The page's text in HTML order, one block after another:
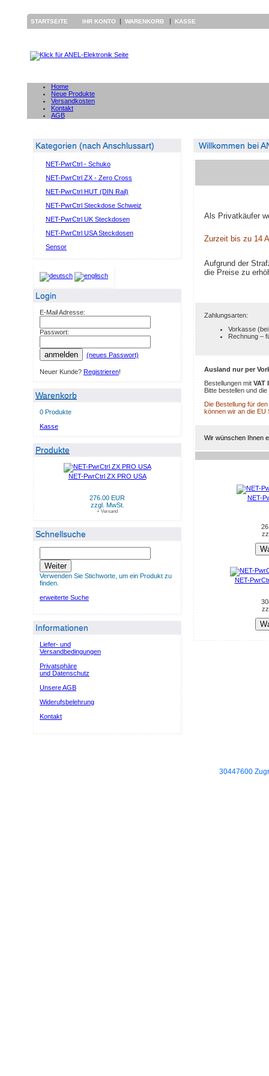
STARTSEITE IHR KONTO | WARENKORB | KASSE
Home
Neue Produkte
Versandkosten
Kontakt
AGB
Kategorien (nach Anschlussart)
NET-PwrCtrl - Schuko
NET-PwrCtrl ZX - Zero Cross
NET-PwrCtrl HUT (DIN Rail)
NET-PwrCtrl Steckdose Schweiz
NET-PwrCtrl UK Steckdosen
NET-PwrCtrl USA Steckdosen
Sensor
Login
E-Mail Adresse:
Passwort:
anmelden (neues Passwort)
Neuer Kunde? Registrieren!
Warenkorb
0 Produkte
Kasse
Produkte
NET-PwrCtrl ZX PRO USA
276.00 EUR
zzgl. MwSt.
+ Versand
Schnellsuche
Weiter
Verwenden Sie Stichworte, um ein Produkt zu
finden.
erweiterte Suche
Informationen
Liefer- und
Versandbedingungen
Privatsphäre
und Datenschutz
Unsere AGB
Widerufsbelehrung
Kontakt
Willkommen bei
Als Privatkäufer
Zurzeit bis zu 14
Aufgrund der
die Preise zu
Zahlungsarten:
Vorkasse
Rechnung –
Ausland nur per
Bestellungen mit VAT
Bitte bestellen und
Die Bestellung für
können wir an die
Wir wünschen Ihnen
NET-
NET-
30447600